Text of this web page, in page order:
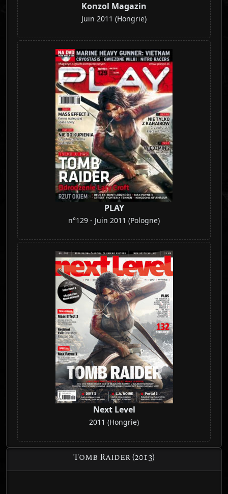
Tomb Raider (2013)
Konzol Magazin
Juin 2011 (Hongrie)
PLAY
n°129 - Juin 2011 (Pologne)
Next Level
2011 (Hongrie)